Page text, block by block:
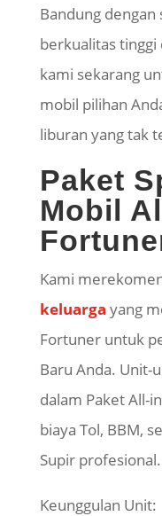
Bandung
berkualitas tinggi
kami sekarang
mobil pilihan
liburan yang tak
​Paket
Mobil
​Kami
keluarga yang
Fortuner untuk
Baru Anda. Unit-
dalam Paket All-
biaya Tol, BBM,
Supirprofesional.
​Keunggulan Unit: